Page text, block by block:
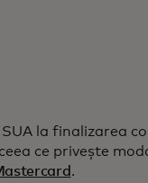
la finalizarea
ce privește
.